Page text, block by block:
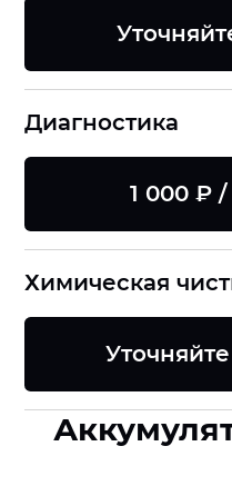
Диагностика
1 000 ₽ /
Химическая